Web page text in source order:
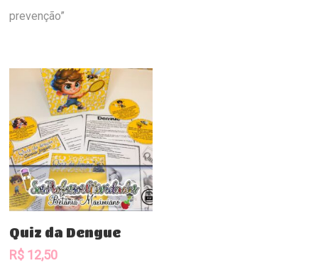
prevenção”
Comprar
Quiz da Dengue
R$ 12,50